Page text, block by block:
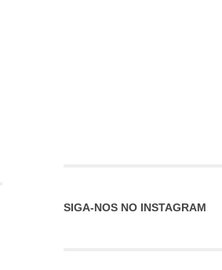
SIGA-NOS NO INSTAGRAM